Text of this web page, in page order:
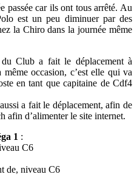
passée car ils ont tous arrêté. Au
est un peu diminuer par des
la Chiro dans la journée même
Club a fait le déplacement à
occasion, c’est elle qui va
en tant que capitaine de Cdf4
a fait le déplacement, afin de
afin d’alimenter le site internet.
1 :
C6
de, niveau C6